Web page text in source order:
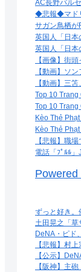
AC長野パル
◆悲報◆マド
サガン鳥栖が
英国人「日本
英国人「日本
【画像】街
【動画】ソ
【動画】三
Top 10
Top 10
Kèo Thẻ
Kèo Thẻ
【悲報】職
電話「ﾌﾟﾙﾙ」
ずっと好き。
土田晃之「草
DeNA・ピド
【悲報】村
【公示】
【阪神】主